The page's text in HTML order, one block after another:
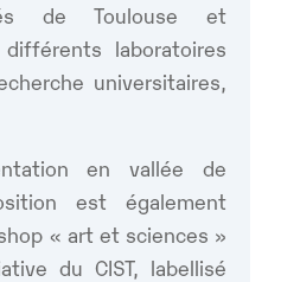
de Toulouse et
laboratoires
universitaires,
en vallée de
est également
« art et sciences »
du CIST, labellisé